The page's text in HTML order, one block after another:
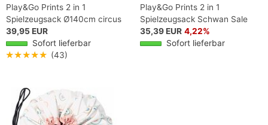
Play&Go Prints 2 in 1
Spielzeugsack Ø140cm circus
39,95 EUR
Sofort lieferbar
★★★★★ (43)
Play&Go Prints 2 in 1
Spielzeugsack Schwan Sale
35,39 EUR 4,22%
Sofort lieferbar